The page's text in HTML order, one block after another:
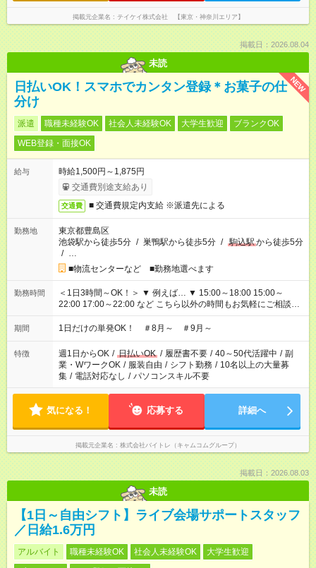
掲載元企業名 テイケイ株式会社 【東京・神奈川エリア】
掲載日：2026.08.04
未読
NEW
日払いOK！スマホでカンタン登録＊お菓子の仕
分け
派遣 職種未経験OK 社会人未経験OK 大学生歓迎
ブランクOK
WEB登録・面接OK
給与
時給1,500円～1,875円
交通費別途支給あり
交通費 ■ 交通費規定内支給 ※派遣先による
勤務地
東京都豊島区
池袋駅から徒歩5分 / 巣鴨駅から徒歩5分 / 駒込駅から徒歩5分
/ …
■物流センターなど ■勤務地選べます
勤務時間
＜1日3時間～OK！＞ ▼ 例えば… ▼ 15:00～18:00 15:00～
22:00 17:00～22:00 など こちら以外の時間もお気軽にご相談く
ださい！
期間 1日だけの単発OK！ ＃8月～ ＃9月～
特徴 週1日からOK / 日払いOK / 履歴書不要 / 40～50代活躍中 / 副
業・WワークOK / 服装自由 / シフト勤務 / 10名以上の大量募
集 / 電話対応なし / パソコンスキル不要
気になる！ 応募する 詳細へ
掲載元企業名 株式会社バイトレ（キャムコムグループ）
掲載日：2026.08.03
未読
【1日～自由シフト】ライブ会場サポートスタッフ
／日給1.6万円
アルバイト 職種未経験OK 社会人未経験OK
大学生歓迎